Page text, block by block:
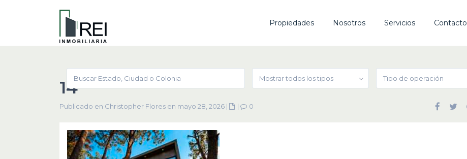
Propiedades Nosotros Servicios Contacto
Mostrar todos los tipos Tipo de operación
14
Publicado en Christopher Flores en mayo 28, 2026 | | 0